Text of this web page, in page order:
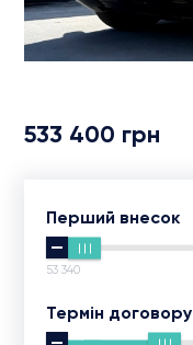
533 400 грн
Перший внесок
53 340
Термін договору